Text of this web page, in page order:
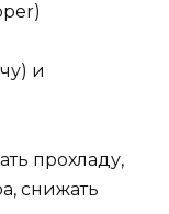
и
прохладу,
снижать